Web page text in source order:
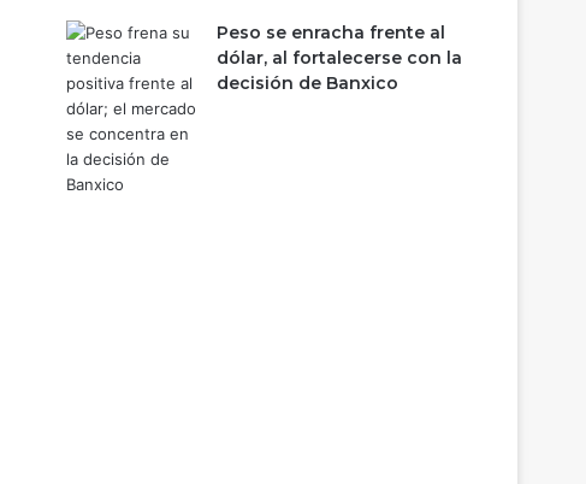
Peso se enracha frente al
dólar, al fortalecerse con la
decisión de Banxico